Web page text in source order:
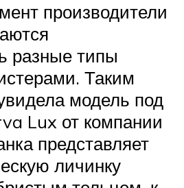
производители
разные типы
Таким
модель под
Lux от компании
представляет
личинку